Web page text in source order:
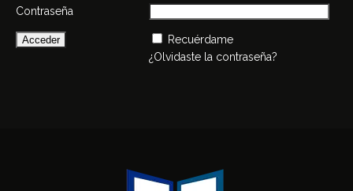
Contraseña
Recuérdame
¿Olvidaste la contraseña?